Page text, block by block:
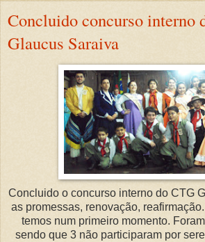
Concluido concurso interno
Glaucus Saraiva
Concluido o concurso interno do CTG
as promessas, renovação,
temos num primeiro momento.
sendo que 3 não participaram por